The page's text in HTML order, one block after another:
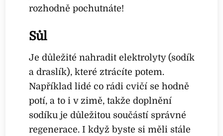
rozhodně pochutnáte!
Sůl
Je důležité nahradit elektrolyty (sodík
a draslík), které ztrácíte potem.
Například lidé co rádi cvičí se hodně
potí, a to i v zimě, takže doplnění
sodíku je důležitou součástí správné
regenerace. I když byste si měli stále